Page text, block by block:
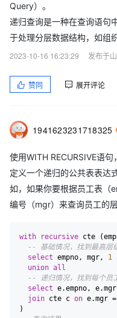
Query）。
递归查询是一种在查询语句
于处理分层数据结构，如组
2023-10-16 16:23:29
发布于
赞同 展开评论
1941623231718325
使用WITH RECURSIVE语
定义一个递归的公共表表达
如，如果你要根据员工表（
编号（mgr）来查询员工的
with recursive cte
-- 基础情况，找到最高层
select empno, mgr, 1
union all
-- 递归情况，找到每个员
select e.empno,
join cte c on e.mgr =